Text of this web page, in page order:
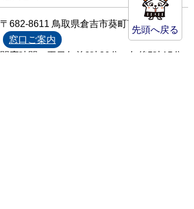
先頭へ戻る
〒682-8611 鳥取県倉吉市葵町722
窓口ご案内
開庁時間：平日午前8時30分～午後5時15分